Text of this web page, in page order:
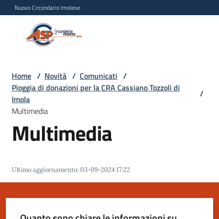
Vai al contenuto
Vai alla navigazione
Vai al footer
Nuovo Circondario Imolese
Persona
Circondario
Chi
Servizi
Home / Novità / Comunicati /
Pioggia di donazioni per la CRA Cassiano Tozzoli di
Imola
/
Multimedia
Multimedia
Ultimo aggiornamento:03-09-2024 17:22